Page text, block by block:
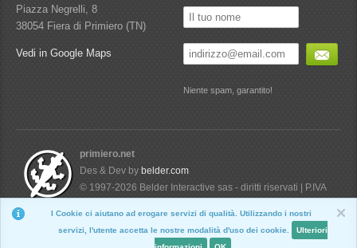
Piazza Negrelli, 8
38054 Fiera di Primiero (TN)
Vedi in Google Maps
Niente spam, garantito!
primiero.net
Des & Dev by belder.com
© 1997-2026 Belder Interactive sas - diritti riservati | P.IVA
Nascondi
I Cookie ci aiutano ad erogare servizi di qualità. Utilizzando i nostri
servizi, l'utente accetta le nostre modalità d'uso dei cookie.
Ulteriori